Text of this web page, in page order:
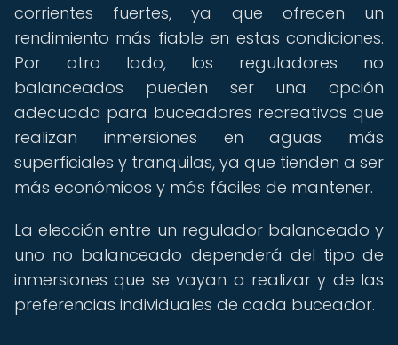
corrientes fuertes, ya que ofrecen un
rendimiento más fiable en estas condiciones.
Por otro lado, los reguladores no
balanceados pueden ser una opción
adecuada para buceadores recreativos que
realizan inmersiones en aguas más
superficiales y tranquilas, ya que tienden a ser
más económicos y más fáciles de mantener.
La elección entre un regulador balanceado y
uno no balanceado dependerá del tipo de
inmersiones que se vayan a realizar y de las
preferencias individuales de cada buceador.